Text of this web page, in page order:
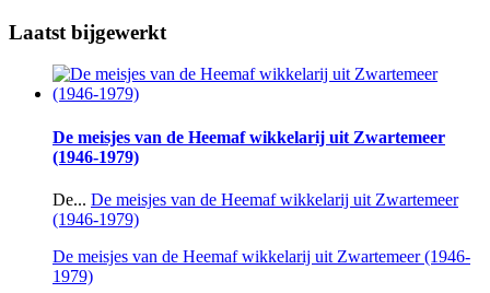
Laatst bijgewerkt
De meisjes van de Heemaf wikkelarij uit Zwartemeer
(1946-1979)
De... De meisjes van de Heemaf wikkelarij uit Zwartemeer
(1946-1979)
De meisjes van de Heemaf wikkelarij uit Zwartemeer (1946-
1979)